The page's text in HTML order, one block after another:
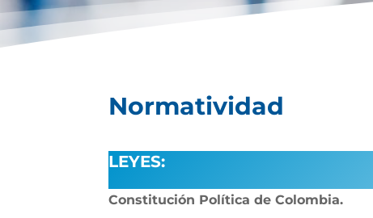
Normatividad
LEYES:
Constitución Política de Colombia.